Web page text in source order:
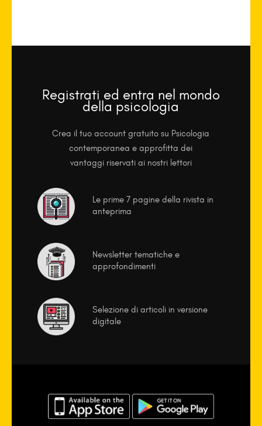
Registrati ed entra nel mondo
della psicologia
Crea il tuo account gratuito su Psicologia
contemporanea e approfitta dei
vantaggi riservati ai nostri lettori
Le prime 7 pagine della rivista in
anteprima
Newsletter tematiche e
approfondimenti
Selezione di articoli in versione
digitale